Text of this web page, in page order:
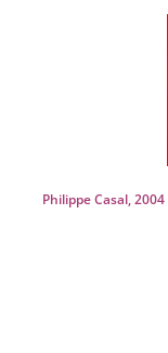
Philippe Casal,2004